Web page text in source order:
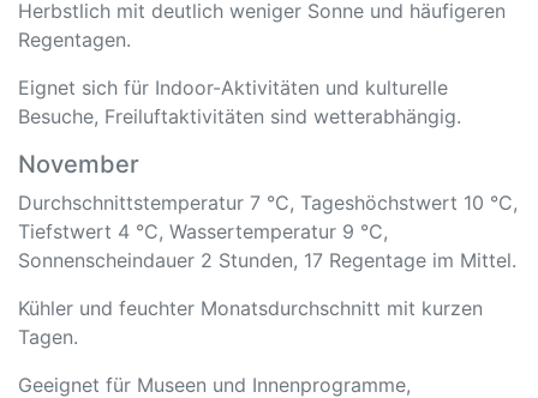
Herbstlich mit deutlich weniger Sonne und häufigeren
Regentagen.
Eignet sich für Indoor-Aktivitäten und kulturelle
Besuche, Freiluftaktivitäten sind wetterabhängig.
November
Durchschnittstemperatur 7 °C, Tageshöchstwert 10 °C,
Tiefstwert 4 °C, Wassertemperatur 9 °C,
Sonnenscheindauer 2 Stunden, 17 Regentage im Mittel.
Kühler und feuchter Monatsdurchschnitt mit kurzen
Tagen.
Geeignet für Museen und Innenprogramme,